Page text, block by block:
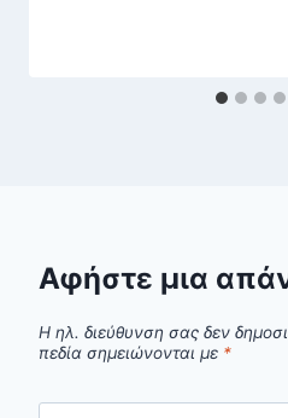
Αφήστε μια
Η ηλ. διεύθυνση σας δεν
πεδία σημειώνονται με *